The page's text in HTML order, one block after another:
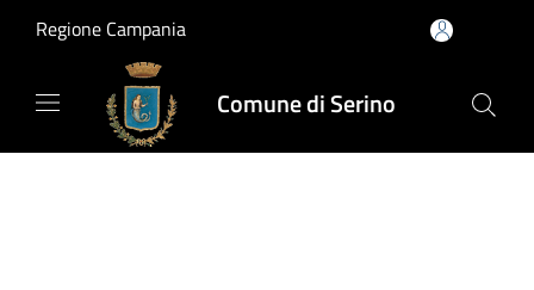
Regione Campania
Comune di Serino